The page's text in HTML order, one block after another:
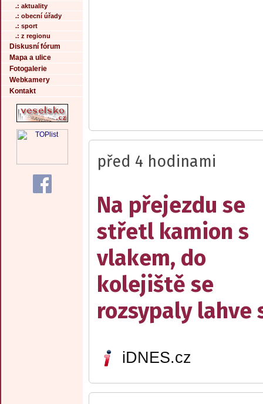
.: aktuality
.: obecní úřady
.: sport
.: z regionu
Diskusní fórum
Mapa a ulice
Fotogalerie
Webkamery
Kontakt
před 4 hodinami
Na přejezdu se
střetl kamion s
vlakem, do
kolejiště se
rozsypaly lahve
iDNES.cz